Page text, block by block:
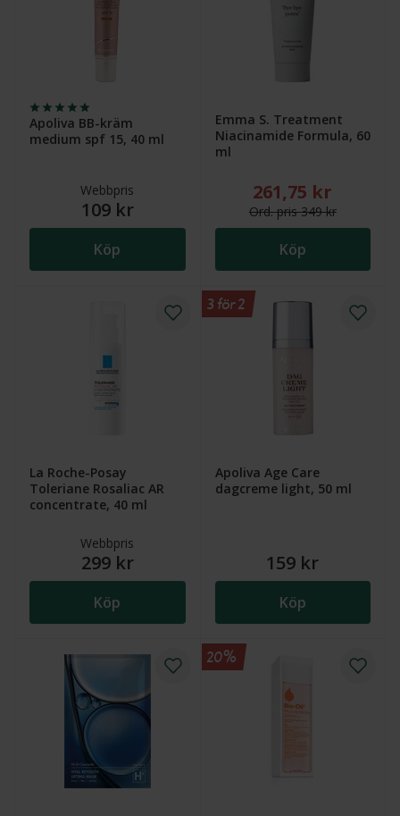
Apoliva BB-kräm
medium spf 15, 40 ml
Webbpris
109 kr
Köp
Emma S. Treatment
Niacinamide Formula, 60
ml
Nytt reducerat
261,75 kr
Ord.pris349 kr
Köp
La Roche-Posay
Toleriane Rosaliac AR
concentrate, 40 ml
Webbpris
299 kr
Köp
Apoliva Age Care
dagcreme light, 50 ml
159 kr
Köp
3 för 2
20%